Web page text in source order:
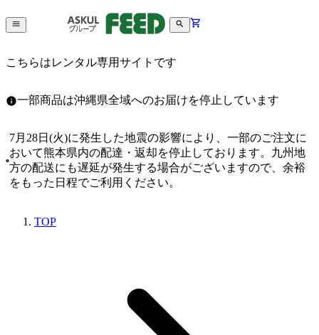
こちらはレンタル専用サイトです
一部商品は沖縄県全域へのお届けを停止しています
7月28日(火)に発生した地震の影響により、一部のご注文に
おいて熊本県内の配達・返却を停止しております。九州地
方の配送にも遅延が発生する場合がございますので、余裕
をもった日程でご利用ください。
TOP